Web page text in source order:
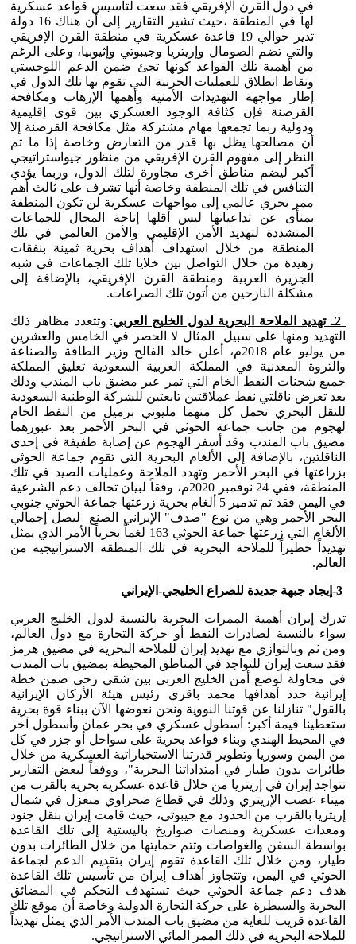
في دول القرن الإفريقي فقد سعت لتأسيس قواعد عسكرية
لها في المنطقة ،حيث تشير التقارير إلى أن هناك 16 دولة
تدير حوالي 19 قاعدة عسكرية في منطقة القرن الإفريقي
والتي تضم الصومال وإريتريا وجيبوتي وإثيوبيا، وعلى الرغم
من أهمية تلك القواعد كونها تجئ ضمن الدعم اللوجستي
ونقاط انطلاق للعمليات الحربية التي تقوم بها تلك الدول في
إطار مواجهة التهديدات الأمنية وأهمها الإرهاب ومكافحة
القرصنة فإن كثافة الوجود العسكري بين قوى إقليمية
ودولية ربما تجمعها مهام مشتركة مثل مكافحة القرصنة إلا
أن مصالحها يظل بها قدر من التعارض وخاصة إذا ما تم
النظر إلى مفهوم القرن الإفريقي من منظور جيواستراتيجي
أكبر ليضم مناطق أخرى مجاورة لتلك الدول، وربما يؤدي
التنافس في تلك المنطقة وخاصة أنها تشرف على ثالث أهم
ممر بحري عالمي إلى مواجهات عسكرية لن تكون المنطقة
بمنأى عن تداعياتها ليس أقلها إتاحة المجال للجماعات
المتشددة لتهديد الأمن الإقليمي والأمن العالمي في تلك
المنطقة من خلال استهداف أهداف بحرية ثمينة بنفقات
زهيدة من خلال التواصل بين خلايا تلك الجماعات في شبه
الجزيرة العربية ومنطقة القرن الإفريقي، بالإضافة إلى
مشكلة النازحين من أتون تلك الصراعات.
: وتتعدد مظاهر ذلك
التهديد ومنها على سبيل المثال لا الحصر في الخامس والعشرين
من يوليو عام 2018م، أعلن خالد الفالح وزير الطاقة والصناعة
والثروة المعدنية في المملكة العربية السعودية تعليق المملكة
جميع شحنات النفط الخام التي تمر عبر مضيق باب المندب وذلك
بعد تعرض ناقلتي نفط عملاقتين تابعتين للشركة الوطنية السعودية
للنقل البحري تحمل كل منهما مليوني برميل من النفط الخام
لهجوم من جانب جماعة الحوثي في البحر الأحمر بعد عبورهما
مضيق باب المندب وقد أسفر الهجوم عن إصابة طفيفة في إحدى
الناقلتين، بالإضافة إلى الألغام البحرية التي تقوم جماعة الحوثي
بزراعتها في البحر الأحمر وتهدد الملاحة وعمليات الصيد في تلك
المنطقة، ففي 24 نوفمبر 2020م، وفقاً لبيان تحالف دعم الشرعية
في اليمن فقد تم تدمير 5 ألغام بحرية زرعتها جماعة الحوثي جنوبي
البحر الأحمر وهي من نوع "صدف" الإيراني الصنع ليصل إجمالي
الألغام التي زرعتها جماعة الحوثي 163 لغماً بحرياً الأمر الذي يمثل
تهديداً خطيراً للملاحة البحرية في تلك المنطقة الاستراتيجية من
العالم.
3-إيجاد جبهة جديدة للصراع الخليجي-الإيراني
تدرك إيران أهمية الممرات البحرية بالنسبة لدول الخليج العربي
سواء بالنسبة لصادرات النفط أو حركة التجارة مع دول العالم،
ومن ثم وبالتوازي مع تهديد إيران للملاحة البحرية في مضيق هرمز
فقد سعت إيران للتواجد في المناطق المحيطة بمضيق باب المندب
في محاولة لوضع أمن الخليج العربي بين شقي رحى ضمن خطة
إيرانية حدد أهدافها محمد باقري رئيس هيئة الأركان الإيرانية
بالقول" تنازلنا عن قوتنا النووية ونحن نعوضها الآن ببناء قوة بحرية
ستعطينا قيمة أكبر: أسطول عسكري في بحر عمان وأسطول آخر
في المحيط الهندي وبناء قواعد بحرية على سواحل أو جزر في كل
من اليمن وسوريا وتطوير قدرتنا الاستخباراتية العسكرية من خلال
طائرات بدون طيار في امتداداتنا البحرية"، ووفقاً لبعض التقارير
تتواجد إيران في إريتريا من خلال قاعدة عسكرية بحرية بالقرب من
ميناء عصب الإريتري وذلك في قطاع صحراوي منعزل في شمال
إريتريا بالقرب من الحدود مع جيبوتي، حيث قامت إيران بنقل جنود
ومعدات عسكرية ومنصات صواريخ باليستية إلى تلك القاعدة
بواسطة السفن والغواصات وتتم حمايتها من خلال الطائرات بدون
طيار، ومن خلال تلك القاعدة تقوم إيران بتقديم الدعم لجماعة
الحوثي في اليمن، وتتجاوز أهداف إيران من تأسيس تلك القاعدة
هدف دعم جماعة الحوثي حيث تستهدف التحكم في المضائق
البحرية والسيطرة على حركة التجارة الدولية وخاصة أن موقع تلك
القاعدة قريب للغاية من مضيق باب المندب الأمر الذي يمثل تهديداً
للملاحة البحرية في ذلك الممر المائي الاستراتيجي.